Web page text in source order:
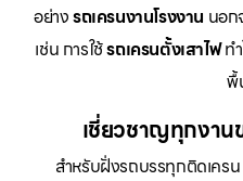
อย่างรถเครนงานโรงงาน นอก
เช่น การใช้รถเครนตั้งเสาไฟท
พื้
เชี่ยวชาญทุกงาน
สำหรับฝั่งรถบรรทุกติดเครน